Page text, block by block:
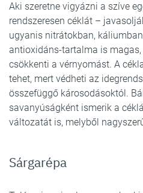
Aki szeretne vigyázni a szíve
rendszeresen céklát –
ugyanis nitrátokban,
antioxidáns-tartalma is magas,
csökkenti a vérnyomást. A
tehet, mert védheti az
összefüggő károsodásoktól.
savanyúságként ismerik a
változatát is, melyből
Sárgarépa